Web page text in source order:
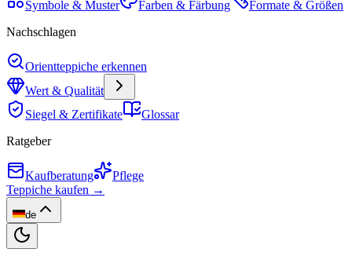
Symbole & Muster Farben & Färbung
Formate & Größen
Nachschlagen
Orientteppiche erkennen
Wert & Qualität
Siegel & Zertifikate
Glossar
Ratgeber
Kaufberatung
Pflege
Teppiche kaufen →
de